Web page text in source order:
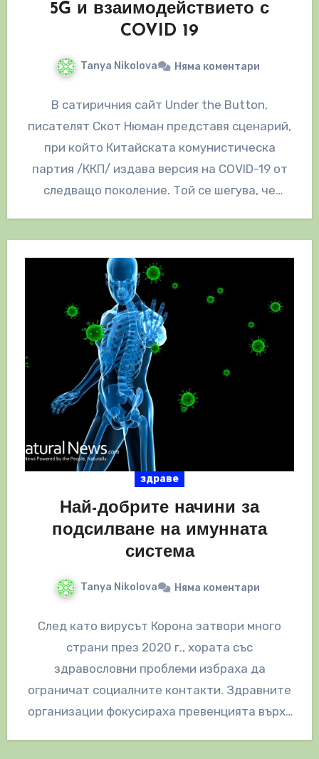
5G и взаимодействието с
COVID 19
Tanya Nikolova Няма коментари
В сатиричния сайт Under the Button,
писателят Скот Нюман представя сценарий,
при който Китайската комунистическа
партия /ККП/ издава версия на COVID-19 от
следващо поколение. Той се шегува, че
здраве
Най-добрите начини за
подсилване на имунната
система
Tanya Nikolova Няма коментари
След като вирусът Корона затвори много
страни през 2020 г., хората със
здравословни проблеми избраха да
ограничат социалните контакти. Здравните
организации фокусираха превенцията върху